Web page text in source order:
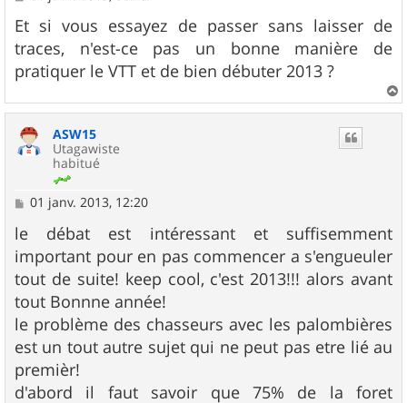
s
s
a
g
e
Et si vous essayez de passer sans laisser de
traces, n'est-ce pas un bonne manière de
pratiquer le VTT et de bien débuter 2013 ?
a
ASW15
Utagawiste
habitué
M
s
s
a
g
e
01 janv. 2013, 12:20
le débat est intéressant et suffisemment
important pour en pas commencer a s'engueuler
tout de suite! keep cool, c'est 2013!!! alors avant
tout Bonnne année!
le problème des chasseurs avec les palombières
est un tout autre sujet qui ne peut pas etre lié au
premièr!
d'abord il faut savoir que 75% de la foret